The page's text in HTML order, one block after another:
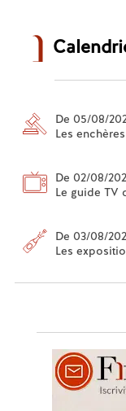
De 05/08/
Les
De 02/08/
Le guide TV
De 03/08/
Les